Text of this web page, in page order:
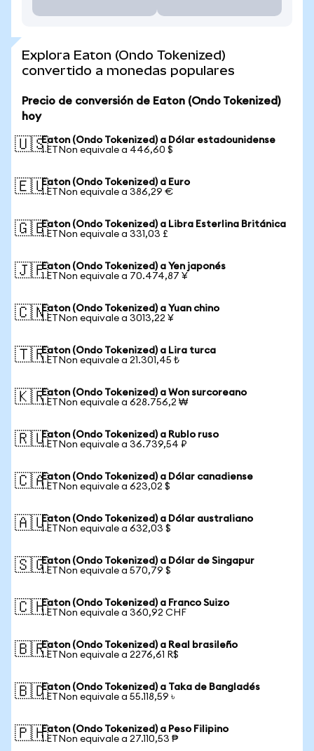
Explora Eaton (Ondo Tokenized)
convertido a monedas populares
Precio de conversión de Eaton (Ondo Tokenized)
hoy
🇺🇸Eaton (Ondo Tokenized) a Dólar estadounidense
1 ETNon equivale a 446,60 $
🇪🇺Eaton (Ondo Tokenized) a Euro
1 ETNon equivale a 386,29 €
🇬🇧Eaton (Ondo Tokenized) a Libra Esterlina Británica
1 ETNon equivale a 331,03 £
🇯🇵Eaton (Ondo Tokenized) a Yen japonés
1 ETNon equivale a 70.474,87 ¥
🇨🇳Eaton (Ondo Tokenized) a Yuan chino
1 ETNon equivale a 3013,22 ¥
🇹🇷Eaton (Ondo Tokenized) a Lira turca
1 ETNon equivale a 21.301,45 ₺
🇰🇷Eaton (Ondo Tokenized) a Won surcoreano
1 ETNon equivale a 628.756,2 ₩
🇷🇺Eaton (Ondo Tokenized) a Rublo ruso
1 ETNon equivale a 36.739,54 ₽
🇨🇦Eaton (Ondo Tokenized) a Dólar canadiense
1 ETNon equivale a 623,02 $
🇦🇺Eaton (Ondo Tokenized) a Dólar australiano
1 ETNon equivale a 632,03 $
🇸🇬Eaton (Ondo Tokenized) a Dólar de Singapur
1 ETNon equivale a 570,79 $
🇨🇭Eaton (Ondo Tokenized) a Franco Suizo
1 ETNon equivale a 360,92 CHF
🇧🇷Eaton (Ondo Tokenized) a Real brasileño
1 ETNon equivale a 2276,61 R$
🇧🇩Eaton (Ondo Tokenized) a Taka de Bangladés
1 ETNon equivale a 55.118,59 ৳
🇵🇭Eaton (Ondo Tokenized) a Peso Filipino
1 ETNon equivale a 27.110,53 ₱